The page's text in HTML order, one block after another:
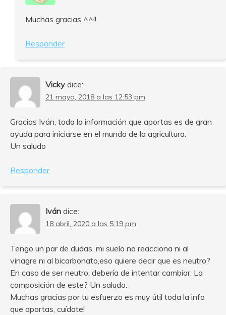
Muchas gracias ^^!!
Responder
Vicky dice:
21 mayo, 2018 a las 12:53 pm
Gracias Iván, toda la información que aportas es de gran
ayuda para iniciarse en el mundo de la agricultura.
Un saludo
Responder
Iván dice:
18 abril, 2020 a las 5:19 pm
Tengo un par de dudas, mi suelo no reacciona ni al
vinagre ni al bicarbonato,eso quiere decir que es neutro?
En caso de ser neutro, debería de intentar cambiar. La
composición de este? Un saludo.
Muchas gracias por tu esfuerzo es muy útil toda la info
que aportas, cuídate!